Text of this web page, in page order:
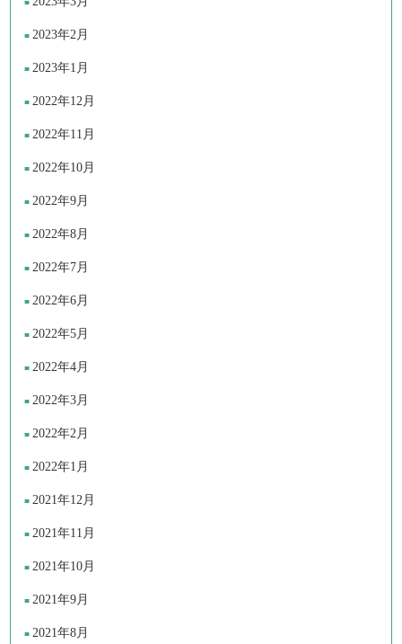
2023年2月
2023年1月
2022年12月
2022年11月
2022年10月
2022年9月
2022年8月
2022年7月
2022年6月
2022年5月
2022年4月
2022年3月
2022年2月
2022年1月
2021年12月
2021年11月
2021年10月
2021年9月
2021年8月